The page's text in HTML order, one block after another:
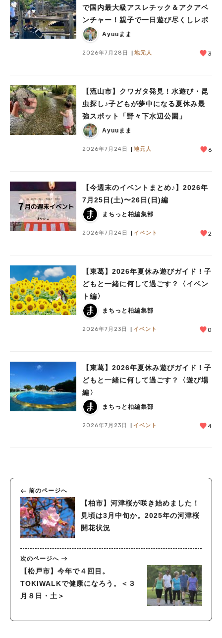
で国内最大級アスレチック＆アクアベ
ンチャー！親子で一日遊び尽くしレポ
Ayuuまま
2026年7月28日 地元人 3
【流山市】クワガタ発見！水遊び・昆
虫探し♪子どもが夢中になる夏休み最
強スポット「野々下水辺公園」
Ayuuまま
2026年7月24日 地元人 6
【今週末のイベントまとめ♪】2026年
7月25日(土)〜26日(日)編
まちっと柏編集部
2026年7月24日 イベント 2
【東葛】2026年夏休み遊びガイド！子
どもと一緒に何して過ごす？〈イベン
ト編〉
まちっと柏編集部
2026年7月23日 イベント 0
【東葛】2026年夏休み遊びガイド！子
どもと一緒に何して過ごす？〈遊び場
編〉
まちっと柏編集部
2026年7月23日 イベント 4
前のページへ
【柏市】河津桜が咲き始めました！
見頃は3月中旬か。2025年の河津桜
開花状況
次のページへ
【松戸市】今年で４回目。
TOKIWALKで健康になろう。＜３
月８日・土＞
#イベント#公園#教えたい／教えて投稿記事
#教えたい/こんなの見つけた